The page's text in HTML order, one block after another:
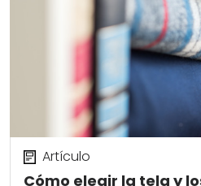
Cómo elegir la tela y
Artículo